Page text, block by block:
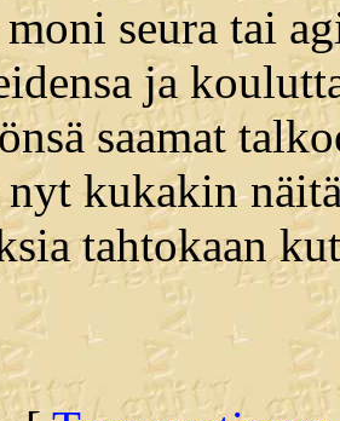
seura tai
ja
saamat
kukakin
tahtokaan